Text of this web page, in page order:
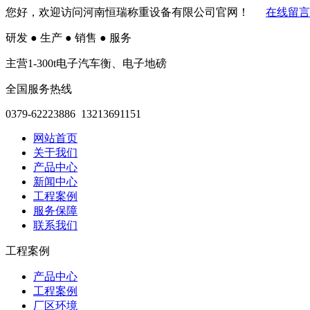
您好，欢迎访问河南恒瑞称重设备有限公司官网！ 在线留言
研发 ● 生产 ● 销售 ● 服务
主营1-300t电子汽车衡、电子地磅
全国服务热线
0379-62223886 13213691151
网站首页
关于我们
产品中心
新闻中心
工程案例
服务保障
联系我们
工程案例
产品中心
工程案例
厂区环境